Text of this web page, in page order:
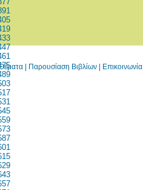
| Παρουσίαση Βιβλίων Επικοινωνία